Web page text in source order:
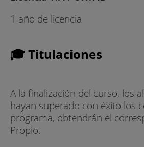
1 año de licencia
🎓 Titulaciones
A la finalización del curso, los
hayan superado con éxito los
programa, obtendrán el
Propio.